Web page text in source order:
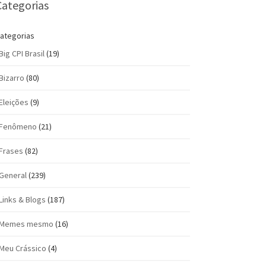
CPI Brasil(19)
(80)
(9)
(21)
(82)
(239)
& Blogs (187)
mesmo (16)
Crássico (4)